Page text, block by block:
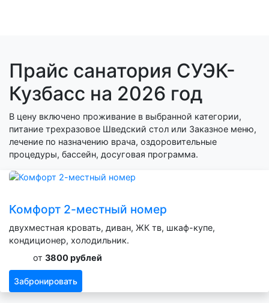
Прайс санатория СУЭК-
Кузбасс на 2026 год
В цену включено проживание в выбранной категории,
питание трехразовое Шведский стол или Заказное меню,
лечение по назначению врача, оздоровительные
процедуры, бассейн, досуговая программа.
Комфорт 2-местный номер
двухместная кровать, диван, ЖК тв, шкаф-купе,
кондиционер, холодильник.
от 3800 рублей
Забронировать